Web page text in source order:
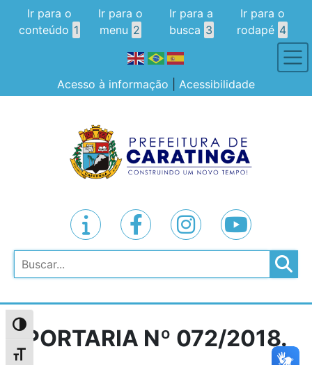
Alternar alto contraste
Alternar tamanho da fonte
Ir para o
conteúdo 1
Ir para o
menu 2
Ir para a
busca 3
Ir para o
rodapé 4
Acesso à informação Acessibilidade
Pesquisar
PORTARIA Nº 072/2018.